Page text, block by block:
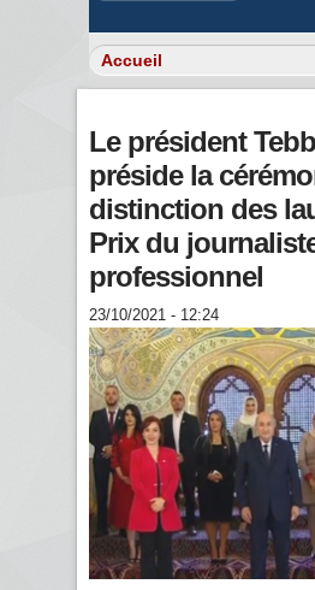
Le président
préside la
distinction des
Prix du
professionnel
23/10/2021 - 12:24